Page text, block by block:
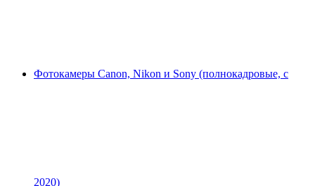
Фотокамеры Canon, Nikon и Sony (полнокадровые, с
2020)